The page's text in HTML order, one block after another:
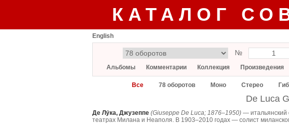
КАТАЛОГ
English
№
Альбомы Комментарии Коллекция Произведения
Все 78 оборотов Моно Стерео
De Luca
Де Лу́ка, Джузеппе (Giuseppe De Luca; 1876–1950) — итальянский
театрах Милана и Неаполя. В 1903–2010 годах — солист